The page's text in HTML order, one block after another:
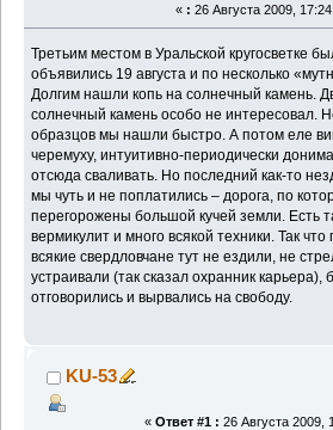
« : 26 Августа 2009,
Третьим местом в Уральской кругосветке
объявились 19 августа и по несколько
Долгим нашли копь на солнечный камень.
солнечный камень особо не интересовал.
образцов мы нашли быстро. А потом еле
черемуху, интуитивно-периодически
отсюда сваливать. Но последний как-то
мы чуть и не поплатились – дорога, по
перегорожены большой кучей земли. Есть
вермикулит и много всякой техники. Так
всякие свердловчане тут не ездили, не
устраивали (так сказал охранник карьера),
отговорились и вырвались на свободу.
KU-53
« Ответ #1 : 26 Августа 2009,